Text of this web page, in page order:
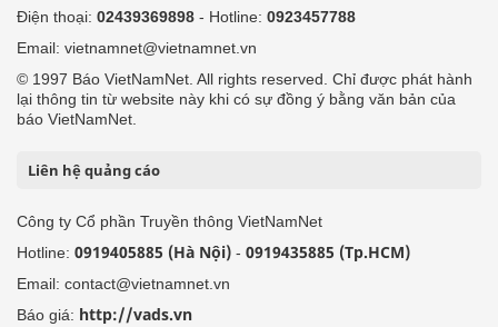
Điện thoại: 02439369898 - Hotline: 0923457788
Email: vietnamnet@vietnamnet.vn
© 1997 Báo VietNamNet. All rights reserved. Chỉ được phát hành
lại thông tin từ website này khi có sự đồng ý bằng văn bản của
báo VietNamNet.
Liên hệ quảng cáo
Công ty Cổ phần Truyền thông VietNamNet
Hotline: 0919405885 (Hà Nội) - 0919435885 (Tp.HCM)
Email: contact@vietnamnet.vn
Báo giá: http://vads.vn